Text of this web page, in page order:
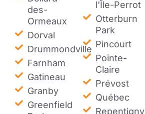
des-
Ormeaux
Dorval
Drummondville
Farnham
Gatineau
Granby
Greenfield
l'Île-Perrot
Otterburn
Park
Pincourt
Pointe-
Claire
Prévost
Québec
Repentigny